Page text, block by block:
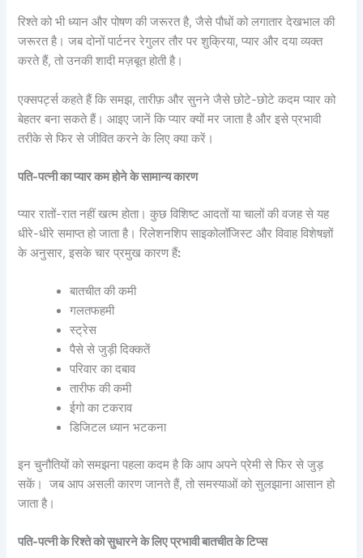
रिश्ते को भी ध्यान और पोषण की जरूरत है, जैसे पौधों को लगातार देखभाल की
जरूरत है। जब दोनों पार्टनर रेगुलर तौर पर शुक्रिया, प्यार और दया व्यक्त
करते हैं, तो उनकी शादी मज़बूत होती है।
एक्सपर्ट्स कहते हैं कि समझ, तारीफ़ और सुनने जैसे छोटे-छोटे कदम प्यार को
बेहतर बना सकते हैं। आइए जानें कि प्यार क्यों मर जाता है और इसे प्रभावी
तरीके से फिर से जीवित करने के लिए क्या करें।
पति-पत्नी का प्यार कम होने के सामान्य कारण
प्यार रातों-रात नहीं खत्म होता। कुछ विशिष्ट आदतों या चालों की वजह से यह
धीरे-धीरे समाप्त हो जाता है। रिलेशनशिप साइकोलॉजिस्ट और विवाह विशेषज्ञों
के अनुसार, इसके चार प्रमुख कारण हैं:
बातचीत की कमी
गलतफहमी
स्ट्रेस
पैसे से जुड़ी दिक्कतें
परिवार का दबाव
तारीफ की कमी
ईगो का टकराव
डिजिटल ध्यान भटकना
इन चुनौतियों को समझना पहला कदम है कि आप अपने प्रेमी से फिर से जुड़
सकें। जब आप असली कारण जानते हैं, तो समस्याओं को सुलझाना आसान हो
जाता है।
पति-पत्नी के रिश्ते को सुधारने के लिए प्रभावी बातचीत के टिप्स